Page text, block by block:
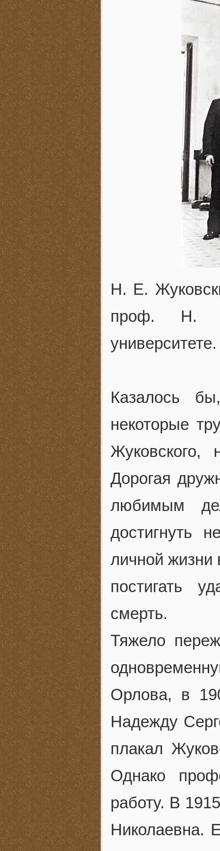
Н. Е.
проф. Н.
университете.
Казалось
некоторые
Дорогая
любимым
достигнуть
личной жизни
постигать
смерть.
Тяжело
Орлова, в
Надежду
плакал
Однако
работу. В
Николаевна.